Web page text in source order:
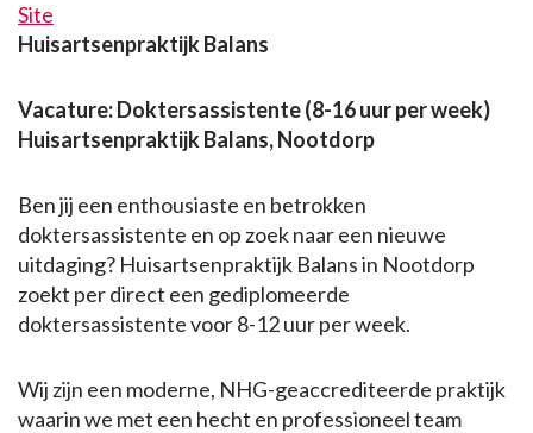
Site
Huisartsenpraktijk Balans
Vacature: Doktersassistente (8-16 uur per week)
Huisartsenpraktijk Balans, Nootdorp
Ben jij een enthousiaste en betrokken
doktersassistente en op zoek naar een nieuwe
uitdaging? Huisartsenpraktijk Balans in Nootdorp
zoekt per direct een gediplomeerde
doktersassistente voor 8-12 uur per week.
Wij zijn een moderne, NHG-geaccrediteerde praktijk
waarin we met een hecht en professioneel team